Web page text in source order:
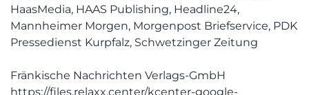
HaasMedia, HAAS Publishing, Headline24,
Mannheimer Morgen, Morgenpost Briefservice, PDK
Pressedienst Kurpfalz, Schwetzinger Zeitung
Fränkische Nachrichten Verlags-GmbH
https://files.relaxx.center/kcenter-google-